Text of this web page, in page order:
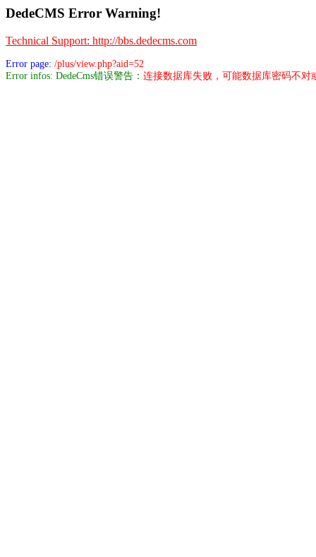
DedeCMS Error Warning!
Technical Support: http://bbs.dedecms.com
Error page: /plus/view.php?aid=52
Error infos: DedeCms错误警告： 连接数据库失败，可能数据库密码不对